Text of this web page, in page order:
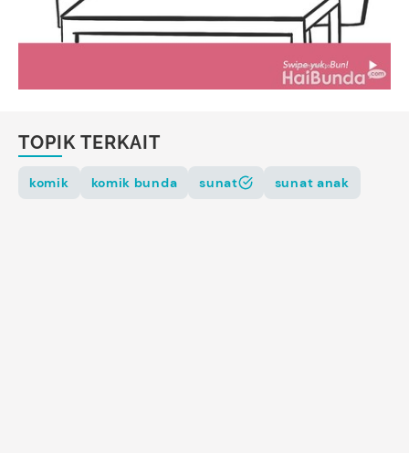
TOPIK TERKAIT
komik komik bunda sunat sunat anak